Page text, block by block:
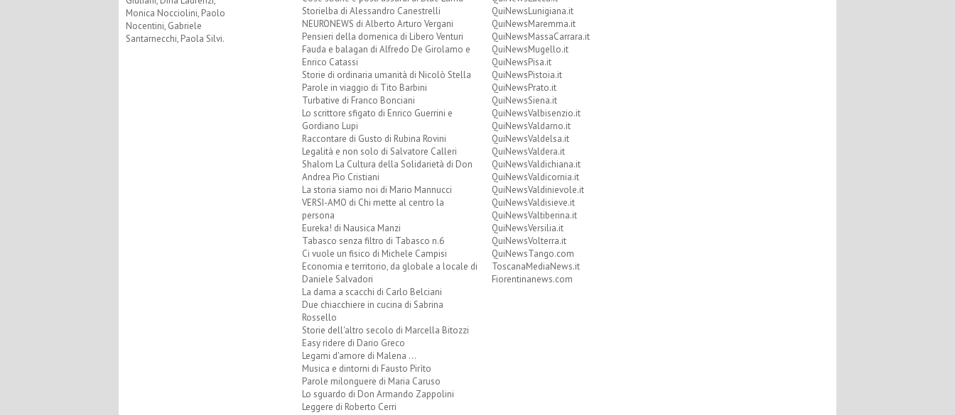
Monica Nocciolini, Paolo
Nocentini, Gabriele
Santarnecchi, Paola Silvi.
Storielba di Alessandro Canestrelli
NEURONEWS di Alberto Arturo Vergani
Pensieri della domenica di Libero Venturi
Fauda e balagan di Alfredo De Girolamo e
Enrico Catassi
Storie di ordinaria umanità di Nicolò Stella
Parole in viaggio di Tito Barbini
Turbative di Franco Bonciani
Lo scrittore sfigato di Enrico Guerrini e
Gordiano Lupi
Raccontare di Gusto di Rubina Rovini
Legalità e non solo di Salvatore Calleri
Shalom La Cultura della Solidarietà di Don
Andrea Pio Cristiani
La storia siamo noi di Mario Mannucci
VERSI-AMO di Chi mette al centro la
persona
Eureka! di Nausica Manzi
Tabasco senza filtro di Tabasco n.6
Ci vuole un fisico di Michele Campisi
Economia e territorio, da globale a locale di
Daniele Salvadori
La dama a scacchi di Carlo Belciani
Due chiacchiere in cucina di Sabrina
Rossello
Storie dell'altro secolo di Marcella Bitozzi
Easy ridere di Dario Greco
Legami d'amore di Malena ...
Musica e dintorni di Fausto Pirìto
Parole milonguere di Maria Caruso
Lo sguardo di Don Armando Zappolini
Leggere di Roberto Cerri
QuiNewsLunigiana.it
QuiNewsMaremma.it
QuiNewsMassaCarrara.it
QuiNewsMugello.it
QuiNewsPisa.it
QuiNewsPistoia.it
QuiNewsPrato.it
QuiNewsSiena.it
QuiNewsValbisenzio.it
QuiNewsValdarno.it
QuiNewsValdelsa.it
QuiNewsValdera.it
QuiNewsValdichiana.it
QuiNewsValdicornia.it
QuiNewsValdinievole.it
QuiNewsValdisieve.it
QuiNewsValtiberina.it
QuiNewsVersilia.it
QuiNewsVolterra.it
QuiNewsTango.com
ToscanaMediaNews.it
Fiorentinanews.com